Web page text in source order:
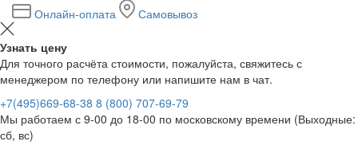
Онлайн-оплата
Самовывоз
Узнать цену
Для точного расчёта стоимости, пожалуйста, свяжитесь с
менеджером по телефону или напишите нам в чат.
+7(495)669-68-38 8 (800) 707-69-79
Мы работаем с 9-00 до 18-00 по московскому времени (Выходные:
сб, вс)